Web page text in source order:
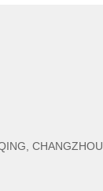
CHANGZHOU,